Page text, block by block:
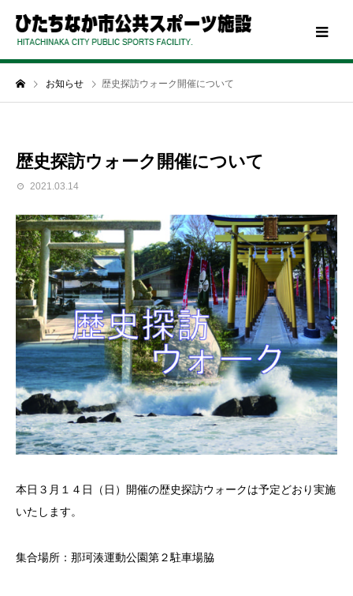
お知らせ 歴史探訪ウォーク開催について
歴史探訪ウォーク開催について
2021.03.14
本日３月１４日（日）開催の歴史探訪ウォークは予定どおり実施
いたします。
集合場所：那珂湊運動公園第２駐車場脇